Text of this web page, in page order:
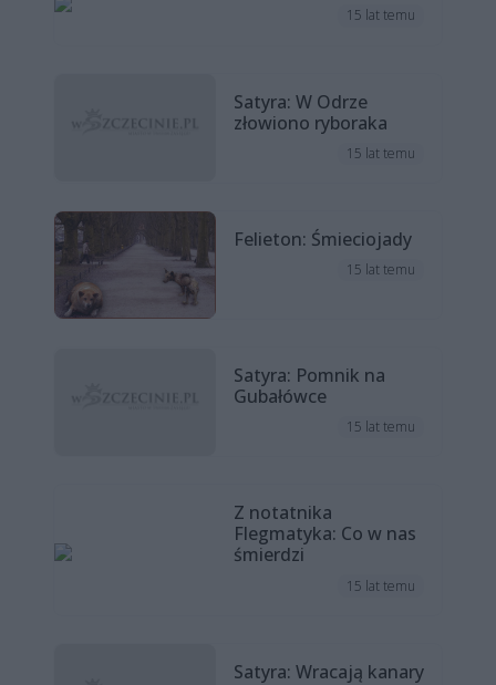
15 lat temu
Satyra: W Odrze
złowiono ryboraka
15 lat temu
Felieton: Śmieciojady
15 lat temu
Satyra: Pomnik na
Gubałówce
15 lat temu
Z notatnika
Flegmatyka: Co w nas
śmierdzi
15 lat temu
Satyra: Wracają kanary